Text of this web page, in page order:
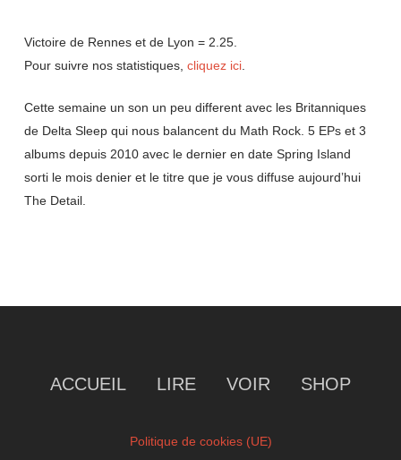
Victoire de Rennes et de Lyon = 2.25.
Pour suivre nos statistiques, cliquez ici.
Cette semaine un son un peu different avec les Britanniques
de Delta Sleep qui nous balancent du Math Rock. 5 EPs et 3
albums depuis 2010 avec le dernier en date Spring Island
sorti le mois denier et le titre que je vous diffuse aujourd’hui
The Detail.
ACCUEIL LIRE VOIR SHOP
Politique de cookies (UE)